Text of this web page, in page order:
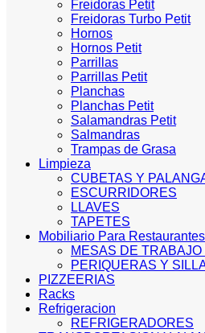
Freidoras Petit
Freidoras Turbo Petit
Hornos
Hornos Petit
Parrillas
Parrillas Petit
Planchas
Planchas Petit
Salamandras Petit
Salmandras
Trampas de Grasa
Limpieza
CUBETAS Y
ESCURRIDORES
LLAVES
TAPETES
Mobiliario Para Restaurantes
MESAS DE
PERIQUERAS Y
PIZZEERIAS
Racks
Refrigeracion
REFRIGERADORES